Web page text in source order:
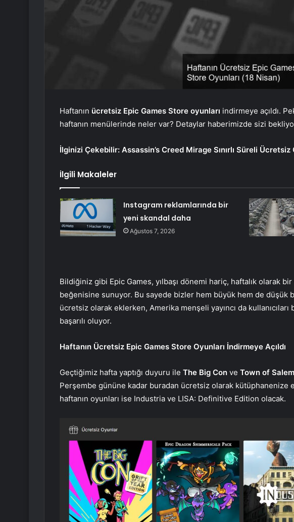
Haftanın ücretsiz Epic Games Store oyunları indirmeye açıldı.
haftanın menülerinde neler var? Detaylar haberimizde sizi
İlginizi Çekebilir: Assassin’s Creed Mirage Sınırlı Süreli
İlgili Makaleler
Instagram reklamlarında bir
yeni skandal daha
Ağustos 7, 2026
Bildiğiniz gibi Epic Games, yılbaşı dönemi hariç, haftalık olarak bir
beğenisine sunuyor. Bu sayede bizler hem büyük hem de düşük
ücretsiz olarak eklerken, Amerika menşeli yayıncı da
başarılı oluyor.
Haftanın Ücretsiz Epic Games Store Oyunları İndirmeye Açıldı
Geçtiğimiz hafta yaptığı duyuru ile The Big Con ve Town of
Perşembe gününe kadar buradan ücretsiz olarak kütüphanenize
haftanın oyunları ise Industria ve LISA: Definitive Edition olacak.